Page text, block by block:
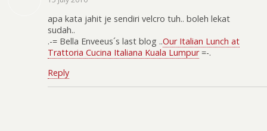
apa kata jahit je sendiri velcro tuh.. boleh lekat
sudah..
.-= Bella Enveeus´s last blog ..Our Italian Lunch at
Trattoria Cucina Italiana Kuala Lumpur=-.
Reply